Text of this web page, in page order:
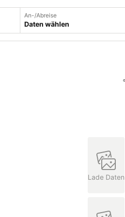
An-/Abreise
Daten wählen
Lade Daten